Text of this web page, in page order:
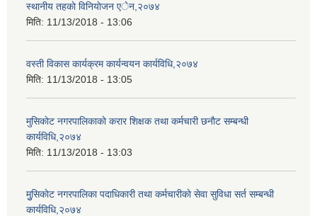
स्थानीय तहकाे विनियाेजन एेन,२०७४
मिति: 11/13/2018 - 13:06
वस्ती विकास कार्यक्रम कार्यन्वयन कार्यविधि,२०७४
मिति: 11/13/2018 - 13:05
मुसिकाेट नगरपालिकाकाे करार शिक्षक तथा कर्मचारी छनाैट सम्बन्धी
कार्यविधि,२०७४
मिति: 11/13/2018 - 13:03
मुुसिकाेट नगरपालिका पदाधिकारी तथा कर्मचारीकाे सेवा सुविधा सर्त सम्बन्धी
कार्यविधि,२०७४